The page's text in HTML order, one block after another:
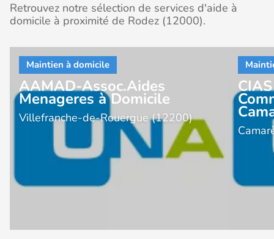
Retrouvez notre sélection de services d'aide à
domicile à proximité de Rodez (12000).
AAMAD-Assoc.Aides
Menageres à Domicile
Villefranche-de-Rouergue (12200)